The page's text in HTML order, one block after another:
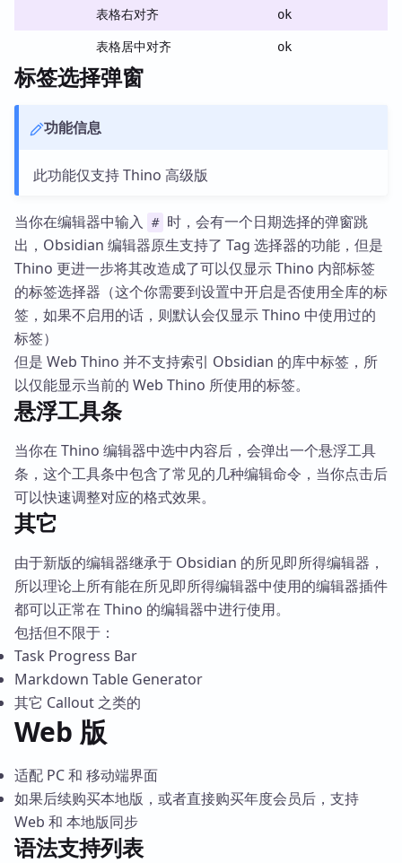
表格右对齐 ok
表格居中对齐 ok
标签选择弹窗
功能信息
此功能仅支持 Thino 高级版
当你在编辑器中输入 #
时，会有一个日期选择的弹窗跳
出，Obsidian 编辑器原生支持了 Tag 选择器的功能，但是
Thino 更进一步将其改造成了可以仅显示 Thino 内部标签
的标签选择器（这个你需要到设置中开启是否使用全库的标
签，如果不启用的话，则默认会仅显示 Thino 中使用过的
标签）
但是 Web Thino 并不支持索引 Obsidian 的库中标签，所
以仅能显示当前的 Web Thino 所使用的标签。
悬浮工具条
当你在 Thino 编辑器中选中内容后，会弹出一个悬浮工具
条，这个工具条中包含了常见的几种编辑命令，当你点击后
可以快速调整对应的格式效果。
其它
由于新版的编辑器继承于 Obsidian 的所见即所得编辑器，
所以理论上所有能在所见即所得编辑器中使用的编辑器插件
都可以正常在 Thino 的编辑器中进行使用。
包括但不限于：
Task Progress Bar
Markdown Table Generator
其它 Callout 之类的
Web 版
适配 PC 和 移动端界面
如果后续购买本地版，或者直接购买年度会员后，支持
Web 和 本地版同步
语法支持列表